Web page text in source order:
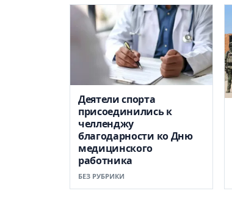
Деятели спорта
присоединились к
челленджу
благодарности ко Дню
медицинского
работника
БЕЗ РУБРИКИ